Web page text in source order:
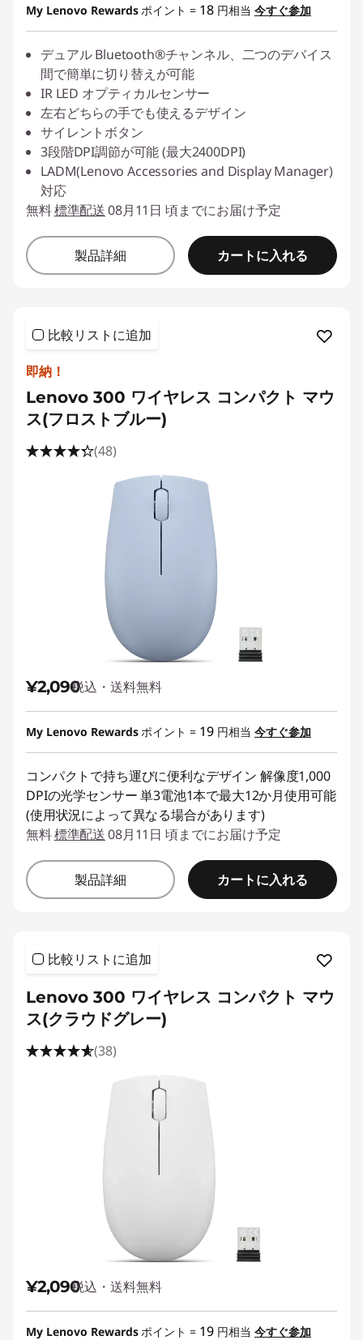
My Lenovo Rewardsポイント = 18 円相当 今すぐ参加
デュアル Bluetooth®チャンネル、二つのデバイス
間で簡単に切り替えが可能
IR LED オプティカルセンサー
左右どちらの手でも使えるデザイン
サイレントボタン
3段階DPI調節が可能 (最大2400DPI)
LADM(Lenovo Accessories and Display Manager)
対応
無料標準配送08月11日 頃までにお届け予定
製品詳細 カートに入れる
比較リストに追加
即納！
Lenovo 300 ワイヤレス コンパクト マウ
ス(フロストブルー)
(48)
¥2,090税込・送料無料
My Lenovo Rewardsポイント = 19 円相当 今すぐ参加
コンパクトで持ち運びに便利なデザイン 解像度1,000
DPIの光学センサー 単3電池1本で最大12か月使用可能
(使用状況によって異なる場合があります)
無料標準配送08月11日 頃までにお届け予定
製品詳細 カートに入れる
比較リストに追加
Lenovo 300 ワイヤレス コンパクト マウ
ス(クラウドグレー)
(38)
¥2,090税込・送料無料
My Lenovo Rewardsポイント = 19 円相当 今すぐ参加